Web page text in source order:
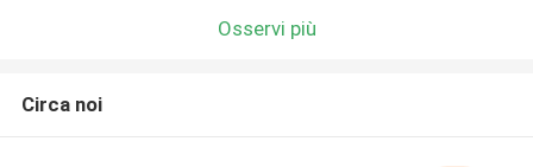
Osservi più
Circa noi